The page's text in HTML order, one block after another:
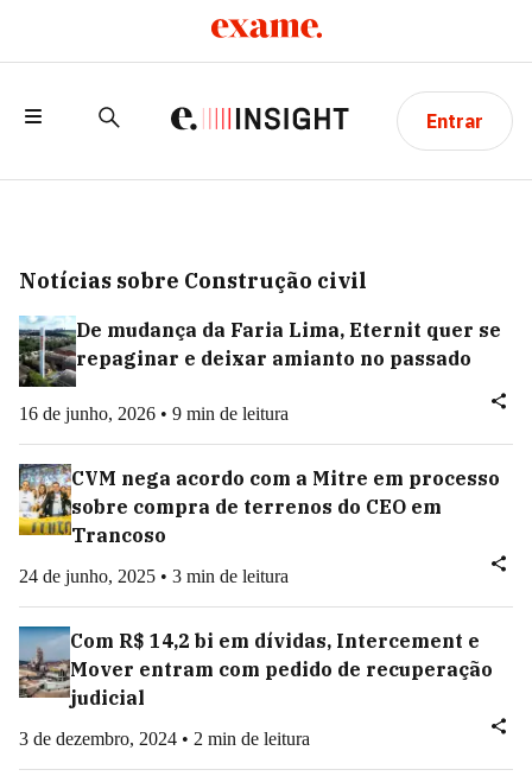
Entrar
Notícias sobre Construção civil
De mudança da Faria Lima, Eternit quer se
repaginar e deixar amianto no passado
16 de junho, 2026 • 9 min de leitura
CVM nega acordo com a Mitre em processo
sobre compra de terrenos do CEO em
Trancoso
24 de junho, 2025 • 3 min de leitura
Com R$ 14,2 bi em dívidas, Intercement e
Mover entram com pedido de recuperação
judicial
3 de dezembro, 2024 • 2 min de leitura